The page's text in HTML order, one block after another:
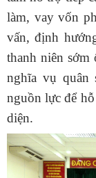
làm, vay vốn
vấn, định
thanh niên sớm
nghĩa vụ quân
nguồn lực để
diện.